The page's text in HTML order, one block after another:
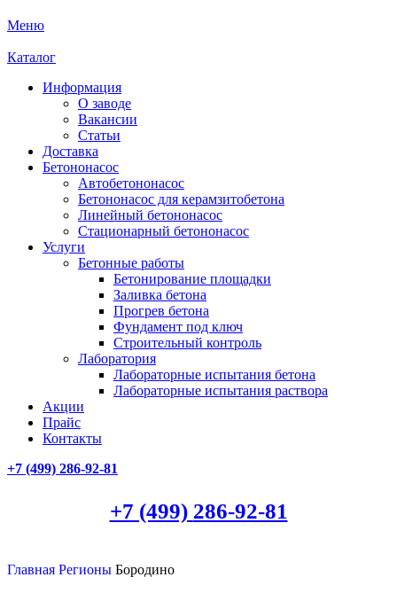
Меню
Каталог
Информация
О заводе
Вакансии
Статьи
Доставка
Бетононасос
Автобетононасос
Бетононасос для керамзитобетона
Линейный бетононасос
Стационарный бетононасос
Услуги
Бетонные работы
Бетонирование площадки
Заливка бетона
Прогрев бетона
Фундамент под ключ
Строительный контроль
Лаборатория
Лабораторные испытания бетона
Лабораторные испытания раствора
Акции
Прайс
Контакты
+7 (499) 286-92-81
+7 (499) 286-92-81
Главная Регионы Бородино